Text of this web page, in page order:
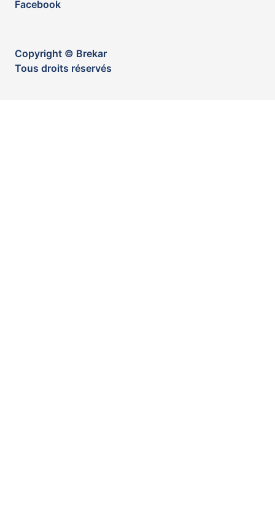
Facebook
Copyright © Brekar
Tous droits réservés